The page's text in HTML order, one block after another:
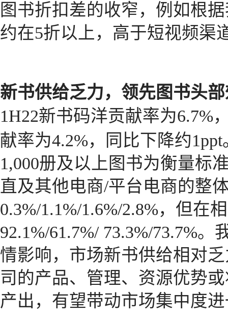
图书折扣差的收窄，例如根
约在5折以上，高于短视频渠
新书供给乏力，领先图书头
1H22新书码洋贡献率为6.7%
献率为4.2%，同比下降约1ppt
1,000册及以上图书为衡量标
直及其他电商/平台电商的整
0.3%/1.1%/1.6%/2.8%，但在
92.1%/61.7%/ 73.3%/73.7%
情影响，市场新书供给相对
司的产品、管理、资源优势
产出，有望带动市场集中度